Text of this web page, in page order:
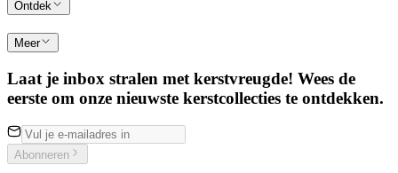
Ontdek
Meer
Laat je inbox stralen met kerstvreugde! Wees de
eerste om onze nieuwste kerstcollecties te ontdekken.
Abonneren